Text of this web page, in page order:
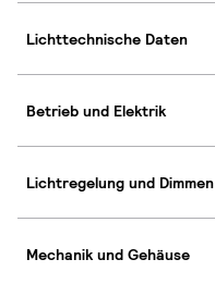
Lichttechnische Daten
Betrieb und Elektrik
Lichtregelung und Dimmen
Mechanik und Gehäuse